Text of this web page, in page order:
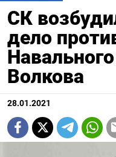
СК
дело
Волкова
28.01.2021